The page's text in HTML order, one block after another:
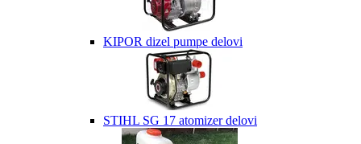
KIPOR dizel pumpe delovi
STIHL SG 17 atomizer delovi